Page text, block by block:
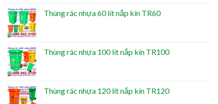
Thùng rác nhựa 60 lít nắp kín TR60
Thùng rác nhựa 100 lít nắp kín TR100
Thùng rác nhựa 120 lít nắp kín TR120